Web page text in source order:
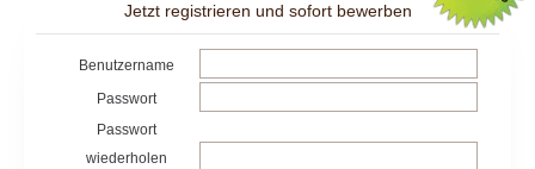
Jetzt registrieren und sofort bewerben
Benutzername
Passwort
Passwort
wiederholen